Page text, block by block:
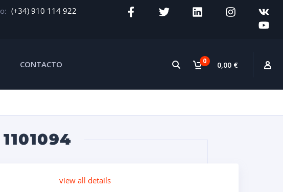
(+34) 910 114 922
0 0,00 €
CONTACTO
view all details